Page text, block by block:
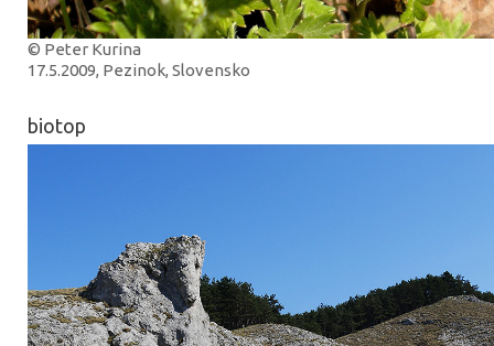
© Peter Kurina
17.5.2009, Pezinok, Slovensko
biotop